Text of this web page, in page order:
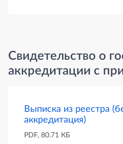
Свидетельство о
аккредитации с
Выписка из реестра
аккредитация)
PDF, 80.71 КБ